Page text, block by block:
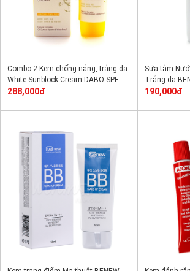
Combo 2 Kem chống nắng, trắng da
White Sunblock Cream DABO SPF
50+++ 70ml
288,000đ
Sữa tắm
Trắng da
Rich White
190,000đ